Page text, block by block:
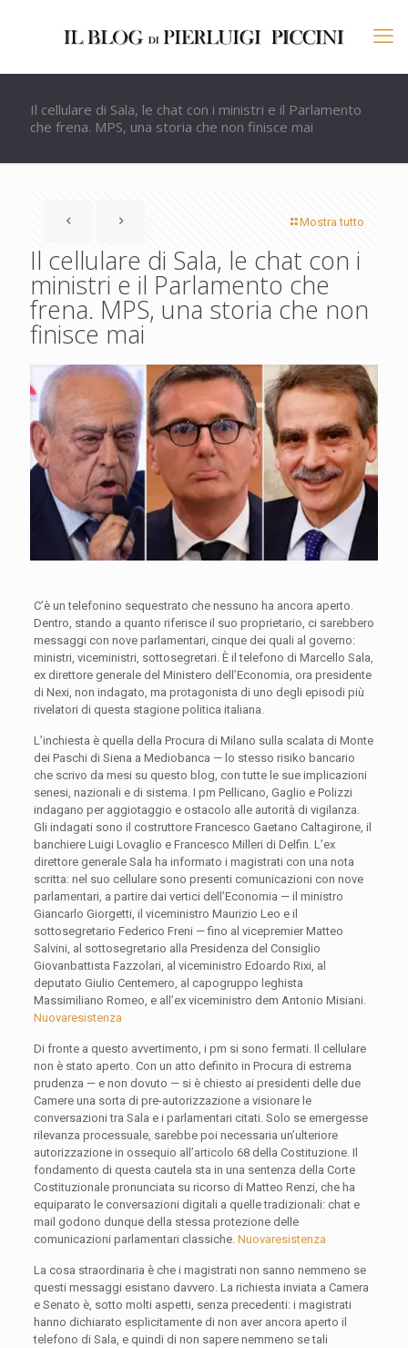
Il cellulare di Sala, le chat con i ministri e il Parlamento
che frena. MPS, una storia che non finisce mai
Mostra tutto
Il cellulare di Sala, le chat con i
ministri e il Parlamento che
frena. MPS, una storia che non
finisce mai
C’è un telefonino sequestrato che nessuno ha ancora aperto.
Dentro, stando a quanto riferisce il suo proprietario, ci sarebbero
messaggi con nove parlamentari, cinque dei quali al governo:
ministri, viceministri, sottosegretari. È il telefono di Marcello Sala,
ex direttore generale del Ministero dell’Economia, ora presidente
di Nexi, non indagato, ma protagonista di uno degli episodi più
rivelatori di questa stagione politica italiana.
L’inchiesta è quella della Procura di Milano sulla scalata di Monte
dei Paschi di Siena a Mediobanca — lo stesso risiko bancario
che scrivo da mesi su questo blog, con tutte le sue implicazioni
senesi, nazionali e di sistema. I pm Pellicano, Gaglio e Polizzi
indagano per aggiotaggio e ostacolo alle autorità di vigilanza.
Gli indagati sono il costruttore Francesco Gaetano Caltagirone, il
banchiere Luigi Lovaglio e Francesco Milleri di Delfin. L’ex
direttore generale Sala ha informato i magistrati con una nota
scritta: nel suo cellulare sono presenti comunicazioni con nove
parlamentari, a partire dai vertici dell’Economia — il ministro
Giancarlo Giorgetti, il viceministro Maurizio Leo e il
sottosegretario Federico Freni — fino al vicepremier Matteo
Salvini, al sottosegretario alla Presidenza del Consiglio
Giovanbattista Fazzolari, al viceministro Edoardo Rixi, al
deputato Giulio Centemero, al capogruppo leghista
Massimiliano Romeo, e all’ex viceministro dem Antonio Misiani.
Nuovaresistenza
Di fronte a questo avvertimento, i pm si sono fermati. Il cellulare
non è stato aperto. Con un atto definito in Procura di estrema
prudenza — e non dovuto — si è chiesto ai presidenti delle due
Camere una sorta di pre-autorizzazione a visionare le
conversazioni tra Sala e i parlamentari citati. Solo se emergesse
rilevanza processuale, sarebbe poi necessaria un’ulteriore
autorizzazione in ossequio all’articolo 68 della Costituzione. Il
fondamento di questa cautela sta in una sentenza della Corte
Costituzionale pronunciata su ricorso di Matteo Renzi, che ha
equiparato le conversazioni digitali a quelle tradizionali: chat e
mail godono dunque della stessa protezione delle
comunicazioni parlamentari classiche. Nuovaresistenza
La cosa straordinaria è che i magistrati non sanno nemmeno se
questi messaggi esistano davvero. La richiesta inviata a Camera
e Senato è, sotto molti aspetti, senza precedenti: i magistrati
hanno dichiarato esplicitamente di non aver ancora aperto il
telefono di Sala, e quindi di non sapere nemmeno se tali